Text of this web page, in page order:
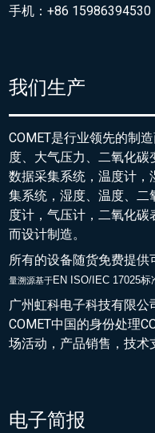
手机：+86 15986394530
我们生产
COMET是行业领先的制
度、大气压力、二氧化碳
数据采集系统，温度计
集系统，湿度、温度、二
度计，气压计，二氧化
而设计制造。
所有的设备随货免费提
量溯源基于EN ISO/IEC 17025标
广州虹科电子科技有限公
COMET中国的身份处理
场活动，产品销售，技术
电子简报